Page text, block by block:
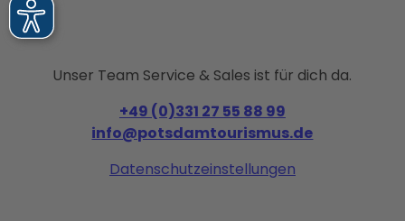
Unser Team Service & Sales ist für dich da.
+49 (0)331 27 55 88 99
info@potsdamtourismus.de
Datenschutzeinstellungen